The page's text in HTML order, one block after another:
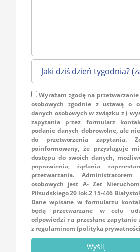
Wyrażam zgodę na przetwarzanie
osobowych zgodnie z ustawą o
danych osobowych w związku z (
zapytania przez formularz
podanie danych dobrowolne, ale
do przetworzenia zapytania.
poinformowany, że przysługuje
dostępu do swoich danych,
poprawienia, żądania
przetwarzania. Administratorem
osobowych jest A- Zet
Piłsudskiego 20 lok.2 15-446
Dane wpisane w formularzu
będą przetwarzane w celu
odpowiedzi na przesłane zapytanie
z regulaminem (polityka